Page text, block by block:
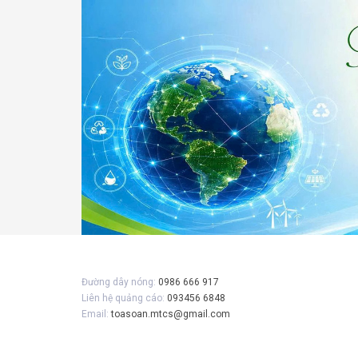
Đường dây nóng: 0986 666 917
Liên hệ quảng cáo: 093456 6848
Email:toasoan.mtcs@gmail.com